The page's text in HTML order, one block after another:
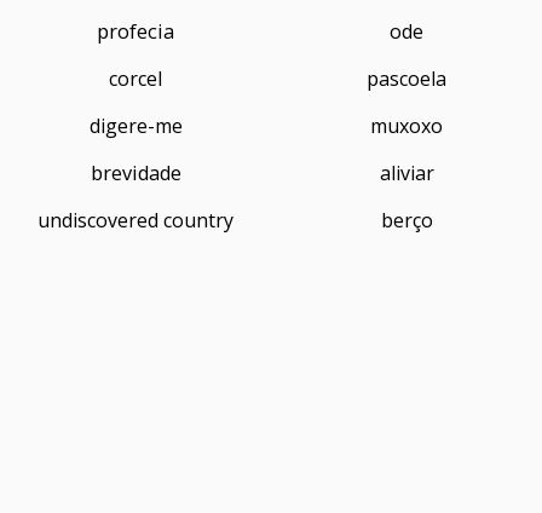
profecia
ode
corcel
pascoela
digere-me
muxoxo
brevidade
aliviar
undiscovered country
berço